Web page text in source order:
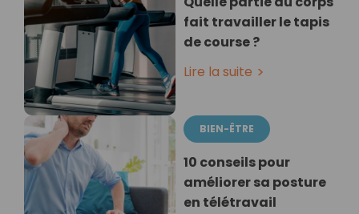
fait travailler le tapis
de course ?
Lire la suite
BIEN-ÊTRE
10 conseils pour
améliorer sa posture
en télétravail